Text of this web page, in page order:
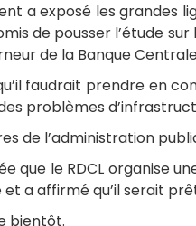
a exposé les grandes
de pousser l’étude
de la Banque
faudrait prendre en
problèmes
de l’administration
que le RDCL organise
a affirmé qu’il serait
bientôt.